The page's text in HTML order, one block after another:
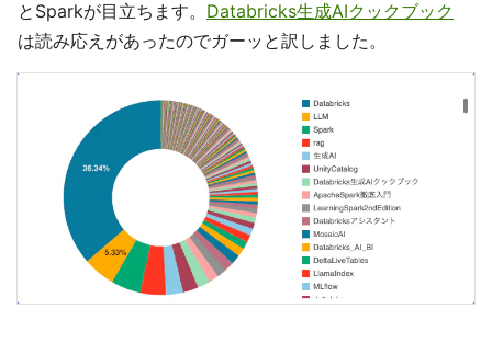
とSparkが目立ちます。 Databricks生成AIクックブック
は読み応えがあったのでガーッと訳しました。